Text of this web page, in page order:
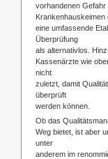
vorhandenen Gefahr
Krankenhauskeimen
eine umfassende
Überprüfung
als alternativlos.
Kassenärzte wie
nicht
zuletzt, damit
überprüft
werden können.
Ob das
Weg bietet, ist aber
unter
anderem im